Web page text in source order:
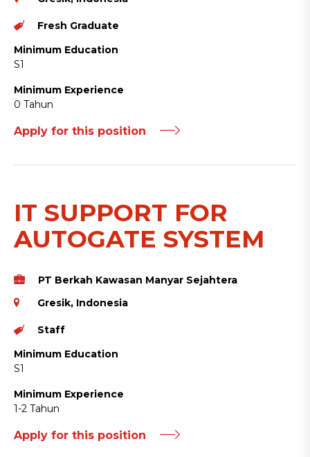
Fresh Graduate
Minimum Education
S1
Minimum Experience
0 Tahun
Apply for this position
IT SUPPORT FOR
AUTOGATE SYSTEM
PT Berkah Kawasan Manyar Sejahtera
Gresik, Indonesia
Staff
Minimum Education
S1
Minimum Experience
1-2 Tahun
Apply for this position